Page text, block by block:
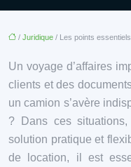
/ Juridique / Les points
Un voyage d’affaires
clients et des
un camion s’avère
? Dans ces
solution pratique et
de location, il est